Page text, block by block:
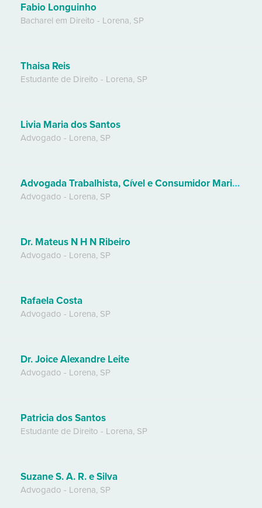
Fabio Longuinho
Bacharel em Direito - Lorena, SP
Thaisa Reis
Estudante de Direito - Lorena, SP
Livia Maria dos Santos
Advogado - Lorena, SP
Advogada Trabalhista, Cível e Consumidor Maria Raquel
Advogado - Lorena, SP
Dr. Mateus N H N Ribeiro
Advogado - Lorena, SP
Rafaela Costa
Advogado - Lorena, SP
Dr. Joice Alexandre Leite
Advogado - Lorena, SP
Patricia dos Santos
Estudante de Direito - Lorena, SP
Suzane S. A. R. e Silva
Advogado - Lorena, SP